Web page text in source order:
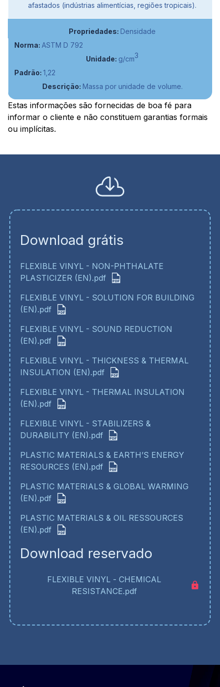
afastados (indústrias alimentícias, regiões tropicais).
Densidade
ASTM D 792
g/cm3
1,22
Massa por unidade de volume.
Estas informações são fornecidas de boa fé para
informar o cliente e não constituem garantias formais
ou implícitas.
Download grátis
FLEXIBLE VINYL - NON-PHTHALATE
PLASTICIZER (EN).pdf
FLEXIBLE VINYL - SOLUTION FOR BUILDING
(EN).pdf
FLEXIBLE VINYL - SOUND REDUCTION
(EN).pdf
FLEXIBLE VINYL - THICKNESS & THERMAL
INSULATION (EN).pdf
FLEXIBLE VINYL - THERMAL INSULATION
(EN).pdf
FLEXIBLE VINYL - STABILIZERS &
DURABILITY (EN).pdf
PLASTIC MATERIALS & EARTH’S ENERGY
RESOURCES (EN).pdf
PLASTIC MATERIALS & GLOBAL WARMING
(EN).pdf
PLASTIC MATERIALS & OIL RESSOURCES
(EN).pdf
Download reservado
FLEXIBLE VINYL - CHEMICAL
RESISTANCE.pdf